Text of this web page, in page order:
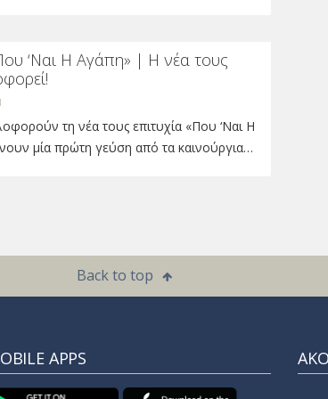
‘Ναι Η Αγάπη» | Η νέα τους
τη νέα τους επιτυχία «Που ‘Ναι Η
μία πρώτη γεύση από τα καινούργια…
Back to top
APPS